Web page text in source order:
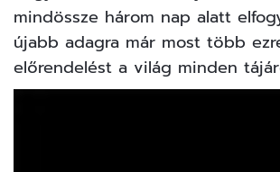
mindössze három nap alatt
újabb adagra már most több
előrendelést a világ minden